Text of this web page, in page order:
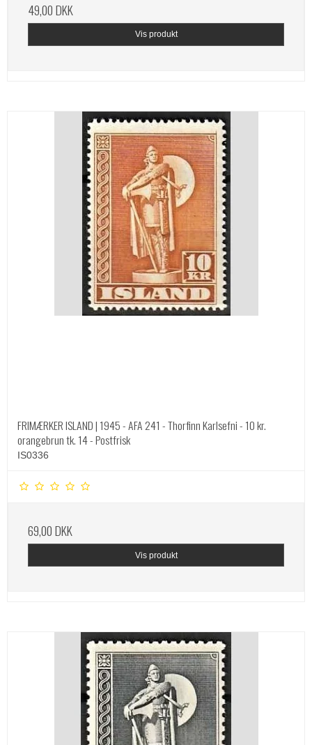
49,00 DKK
Vis produkt
FRIMÆRKER ISLAND | 1945 - AFA 241 - Thorfinn Karlsefni - 10 kr.
orangebrun tk. 14 - Postfrisk
IS0336
69,00 DKK
Vis produkt